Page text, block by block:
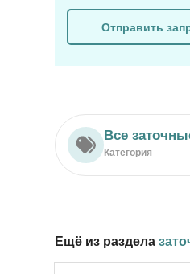
Отправить
Все
Категория
Ещё из раздела